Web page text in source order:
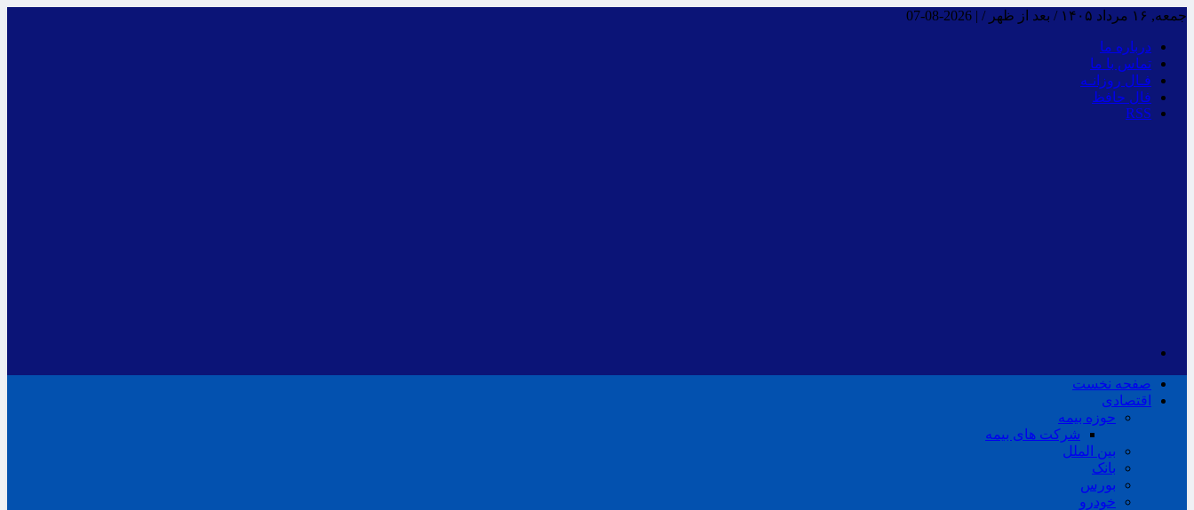
جمعه, ۱۶ مرداد ۱۴۰۵ / بعد از ظهر / |
2026-08-07
درباره ما
تماس با ما
فـال روزانـه
فال حافظ
RSS
صفحه نخست
اقتصادی
حوزه بیمه
شرکت های بیمه
بین الملل
بانک
بورس
خودرو